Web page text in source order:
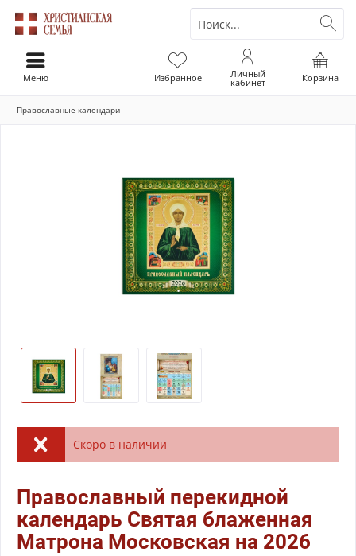
Корзина
Избранное Личный
кабинет
Меню
Православные календари
Скоро в наличии
Православный перекидной
календарь Святая блаженная
Матрона Московская на 2026